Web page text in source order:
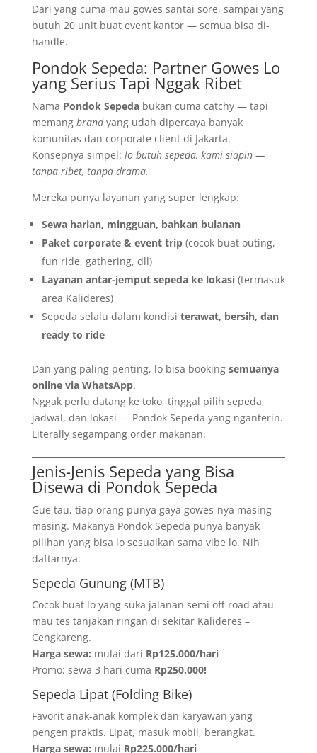
Dari yang cuma mau gowes santai sore, sampai yang
butuh 20 unit buat event kantor — semua bisa di-
handle.
Pondok Sepeda: Partner Gowes Lo
yang Serius Tapi Nggak Ribet
Nama Pondok Sepedabukan cuma catchy — tapi
memang brandyang udah dipercaya banyak
komunitas dan corporate client di Jakarta.
Konsepnya simpel: lo butuh sepeda, kami siapin —
tanpa ribet, tanpa drama.
Mereka punya layanan yang super lengkap:
Sewa harian, mingguan, bahkan bulanan
Paket corporate & event trip(cocok buat outing,
fun ride, gathering, dll)
Layanan antar-jemput sepeda ke lokasi(termasuk
area Kalideres)
Sepeda selalu dalam kondisi terawat, bersih, dan
ready to ride
Dan yang paling penting, lo bisa booking semuanya
online via WhatsApp.
Nggak perlu datang ke toko, tinggal pilih sepeda,
jadwal, dan lokasi — Pondok Sepeda yang nganterin.
Literally segampang order makanan.
Jenis-Jenis Sepeda yang Bisa
Disewa di Pondok Sepeda
Gue tau, tiap orang punya gaya gowes-nya masing-
masing. Makanya Pondok Sepeda punya banyak
pilihan yang bisa lo sesuaikan sama vibe lo. Nih
daftarnya:
Sepeda Gunung (MTB)
Cocok buat lo yang suka jalanan semi off-road atau
mau tes tanjakan ringan di sekitar Kalideres –
Cengkareng.
Harga sewa: mulai dari Rp125.000/hari
Promo: sewa 3 hari cuma Rp250.000!
Sepeda Lipat (Folding Bike)
Favorit anak-anak komplek dan karyawan yang
pengen praktis. Lipat, masuk mobil, berangkat.
Harga sewa: mulai Rp225.000/hari